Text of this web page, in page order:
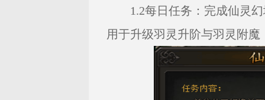
1.2每日任务：完成仙灵
用于升级羽灵升阶与羽灵附魔